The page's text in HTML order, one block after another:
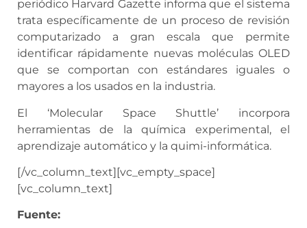
periódico Harvard Gazette informa que el sistema
trata específicamente de un proceso de revisión
computarizado a gran escala que permite
identificar rápidamente nuevas moléculas OLED
que se comportan con estándares iguales o
mayores a los usados en la industria.
El ‘Molecular Space Shuttle’ incorpora
herramientas de la química experimental, el
aprendizaje automático y la quimi-informática.
[/vc_column_text][vc_empty_space]
[vc_column_text]
Fuente: